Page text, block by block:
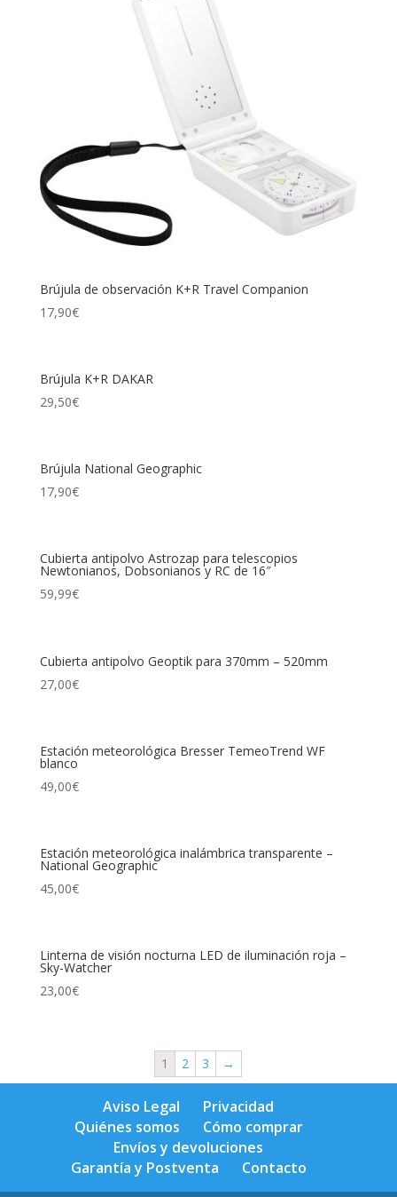
Brújula de observación K+R Travel Companion
17,90€
Brújula K+R DAKAR
29,50€
Brújula National Geographic
17,90€
Cubierta antipolvo Astrozap para telescopios
Newtonianos, Dobsonianos y RC de 16″
59,99€
Cubierta antipolvo Geoptik para 370mm – 520mm
27,00€
Estación meteorológica Bresser TemeoTrend WF
blanco
49,00€
Estación meteorológica inalámbrica transparente –
National Geographic
45,00€
Linterna de visión nocturna LED de iluminación roja –
Sky-Watcher
23,00€
1 2 3 →
Aviso Legal
Privacidad
Quiénes somos
Cómo comprar
Envíos y devoluciones
Garantía y Postventa
Contacto